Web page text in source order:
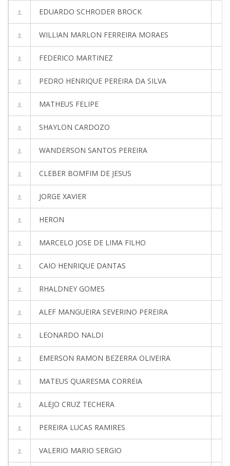
EDUARDO SCHRODER BROCK
WILLIAN MARLON FERREIRA MORAES
FEDERICO MARTINEZ
PEDRO HENRIQUE PEREIRA DA SILVA
MATHEUS FELIPE
SHAYLON CARDOZO
WANDERSON SANTOS PEREIRA
CLEBER BOMFIM DE JESUS
JORGE XAVIER
HERON
MARCELO JOSE DE LIMA FILHO
CAIO HENRIQUE DANTAS
RHALDNEY GOMES
ALEF MANGUEIRA SEVERINO PEREIRA
LEONARDO NALDI
EMERSON RAMON BEZERRA OLIVEIRA
MATEUS QUARESMA CORREIA
ALEJO CRUZ TECHERA
PEREIRA LUCAS RAMIRES
VALERIO MARIO SERGIO